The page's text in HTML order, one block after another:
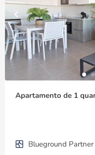
Apartamento de 1
Blueground